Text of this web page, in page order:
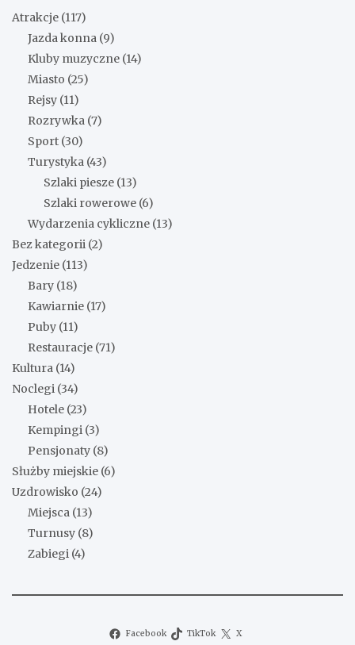
Atrakcje (117)
Jazda konna (9)
Kluby muzyczne (14)
Miasto (25)
Rejsy (11)
Rozrywka (7)
Sport (30)
Turystyka (43)
Szlaki piesze (13)
Szlaki rowerowe (6)
Wydarzenia cykliczne (13)
Bez kategorii (2)
Jedzenie (113)
Bary (18)
Kawiarnie (17)
Puby (11)
Restauracje (71)
Kultura (14)
Noclegi (34)
Hotele (23)
Kempingi (3)
Pensjonaty (8)
Służby miejskie (6)
Uzdrowisko (24)
Miejsca (13)
Turnusy (8)
Zabiegi (4)
Facebook TikTok X